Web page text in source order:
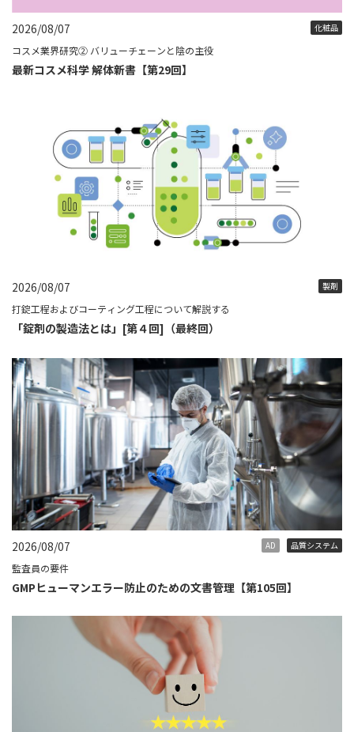
2026/08/07 化粧品
コスメ業界研究② バリューチェーンと陰の主役
最新コスメ科学 解体新書【第29回】
2026/08/07 製剤
打錠工程およびコーティング工程について解説する
「錠剤の製造法とは」[第４回]（最終回）
2026/08/07 AD 品質システム
監査員の要件
GMPヒューマンエラー防止のための文書管理【第105回】